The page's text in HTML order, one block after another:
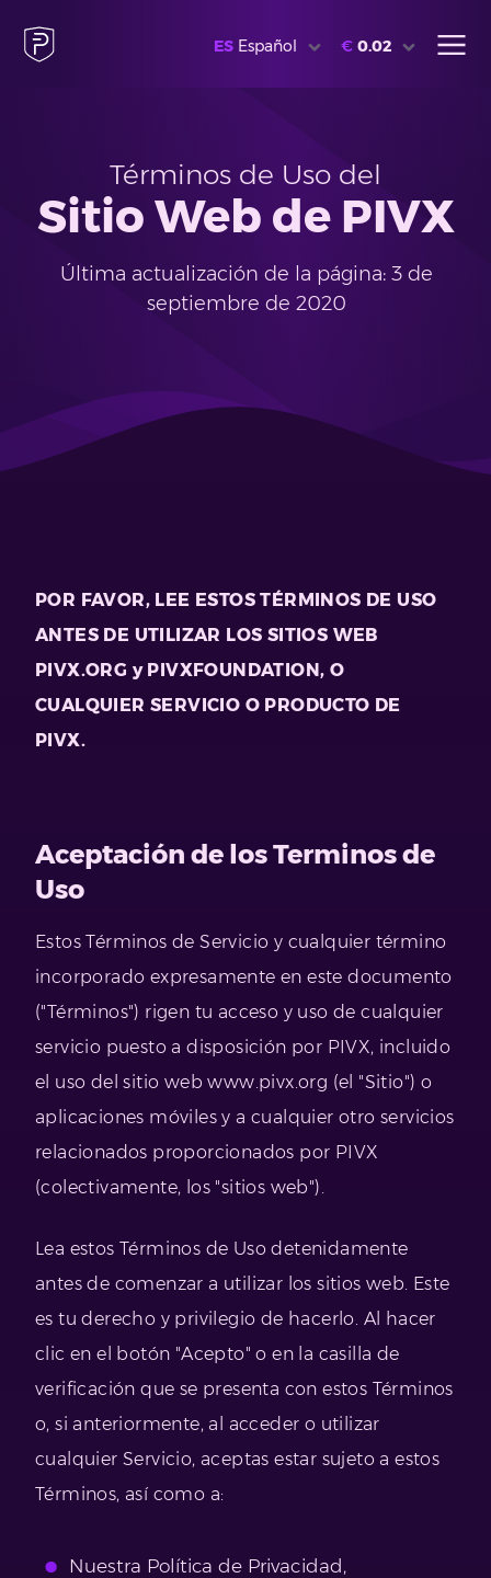
ES Español € 0.02
Términos de Uso del
Sitio Web de PIVX
Última actualización de la página: 3 de
septiembre de 2020
POR FAVOR, LEE ESTOS TÉRMINOS DE USO
ANTES DE UTILIZAR LOS SITIOS WEB
PIVX.ORG y PIVXFOUNDATION, O
CUALQUIER SERVICIO O PRODUCTO DE
PIVX.
Aceptación de los Terminos de
Uso
Estos Términos de Servicio y cualquier término
incorporado expresamente en este documento
("Términos") rigen tu acceso y uso de cualquier
servicio puesto a disposición por PIVX, incluido
el uso del sitio web www.pivx.org (el "Sitio") o
aplicaciones móviles y a cualquier otro servicios
relacionados proporcionados por PIVX
(colectivamente, los "sitios web").
Lea estos Términos de Uso detenidamente
antes de comenzar a utilizar los sitios web. Este
es tu derecho y privilegio de hacerlo. Al hacer
clic en el botón "Acepto" o en la casilla de
verificación que se presenta con estos Términos
o, si anteriormente, al acceder o utilizar
cualquier Servicio, aceptas estar sujeto a estos
Términos, así como a:
Nuestra Política de Privacidad,